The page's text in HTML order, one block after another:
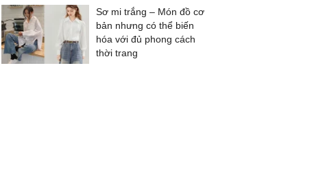
Sơ mi trắng – Món đồ cơ
bản nhưng có thể biến
hóa với đủ phong cách
thời trang